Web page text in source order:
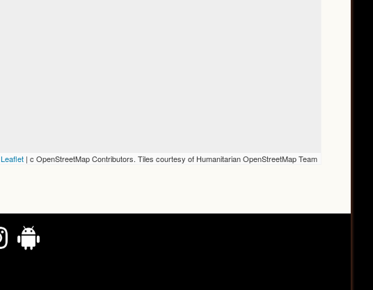
Leaflet| c OpenStreetMap Contributors. Tiles courtesy of Humanitarian OpenStreetMap Team